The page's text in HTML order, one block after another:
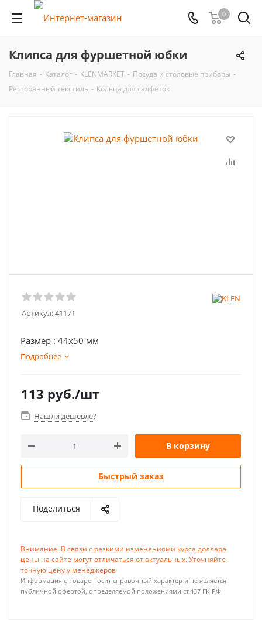
0
Клипса для фуршетной юбки
Главная - Каталог - KLENMARKET - Посуда и столовые приборы -
Ресторанный текстиль - Кольца для салфеток
Артикул:41171
Размер : 44х50 мм
Подробнее
113 руб./шт
Нашли дешевле?
В корзину
Быстрый заказ
Поделиться
Внимание! В связи с резкими изменениями курса доллара
цены на сайте могут отличаться от актуальных. Уточняйте
точную цену у менеджеров
Информация о товаре носит справочный характер и не является
публичной офертой, определяемой положениями ст.437 ГК РФ